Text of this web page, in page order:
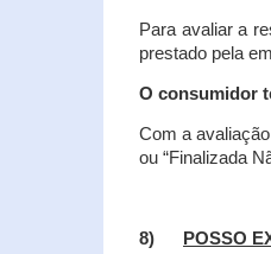
Para avaliar a
prestado pela
O consumidor
Com a
ou “Finalizada
8) POSSO